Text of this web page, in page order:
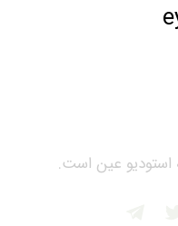
عین است.